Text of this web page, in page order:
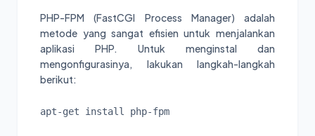
PHP-FPM (FastCGI Process Manager) adalah
metode yang sangat efisien untuk menjalankan
aplikasi PHP. Untuk menginstal dan
mengonfigurasinya, lakukan langkah-langkah
berikut:
apt-get install php-fpm